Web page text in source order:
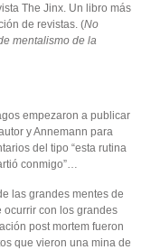
The Jinx. Un libro más
de revistas. (No
mentalismo de la
empezaron a publicar
y Annemann para
del tipo “esta rutina
conmigo”…
las grandes mentes de
ocurrir con los grandes
post mortem fueron
que vieron una mina de